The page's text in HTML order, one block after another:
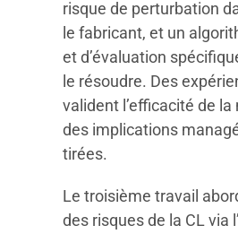
risque de perturbation
le fabricant, et un
et d’évaluation
le résoudre. Des
valident l’efficacité de
des implications
tirées.
Le troisième travail
des risques de la CL via